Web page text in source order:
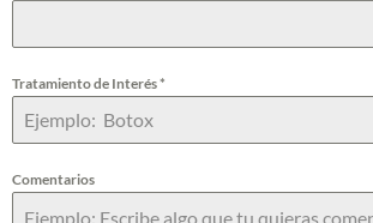
o
m
b
a
Tratamiento de Interés*
Comentarios